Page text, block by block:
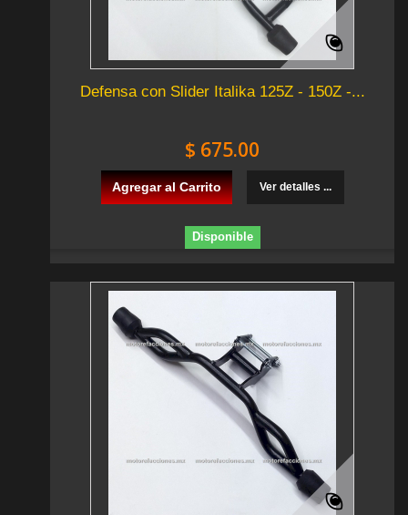
Defensa con Slider Italika 125Z - 150Z -...
$ 675.00
Agregar al Carrito Ver detalles ...
Disponible